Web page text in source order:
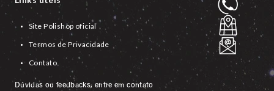
Site Polishop oficial
Termos de Privacidade
Contato
Dúvidas ou feedbacks, entre em contato